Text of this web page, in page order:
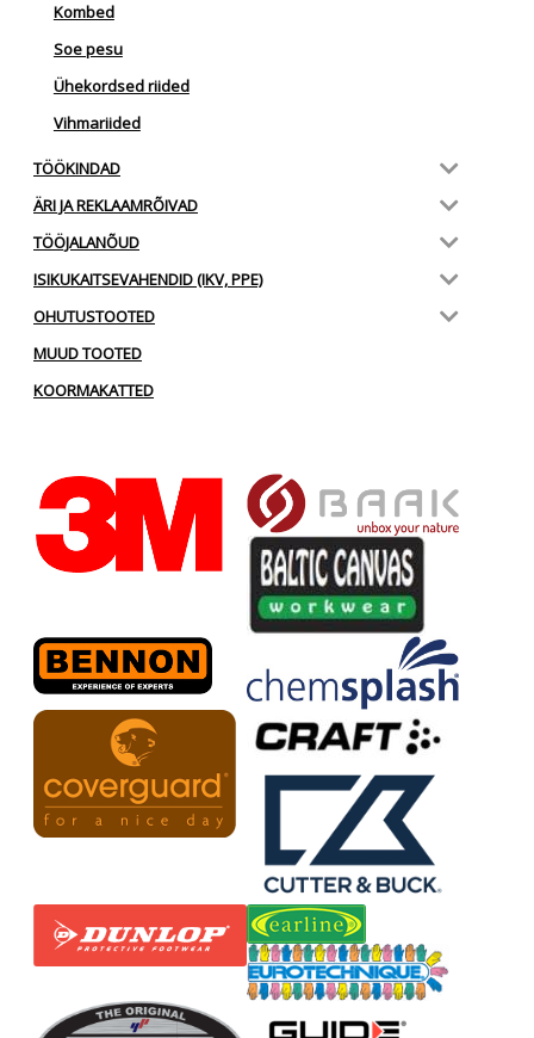
Kombed
Soe pesu
Ühekordsed riided
Vihmariided
TÖÖKINDAD
ÄRI JA REKLAAMRÕIVAD
TÖÖJALANÕUD
ISIKUKAITSEVAHENDID (IKV, PPE)
OHUTUSTOOTED
MUUD TOOTED
KOORMAKATTED